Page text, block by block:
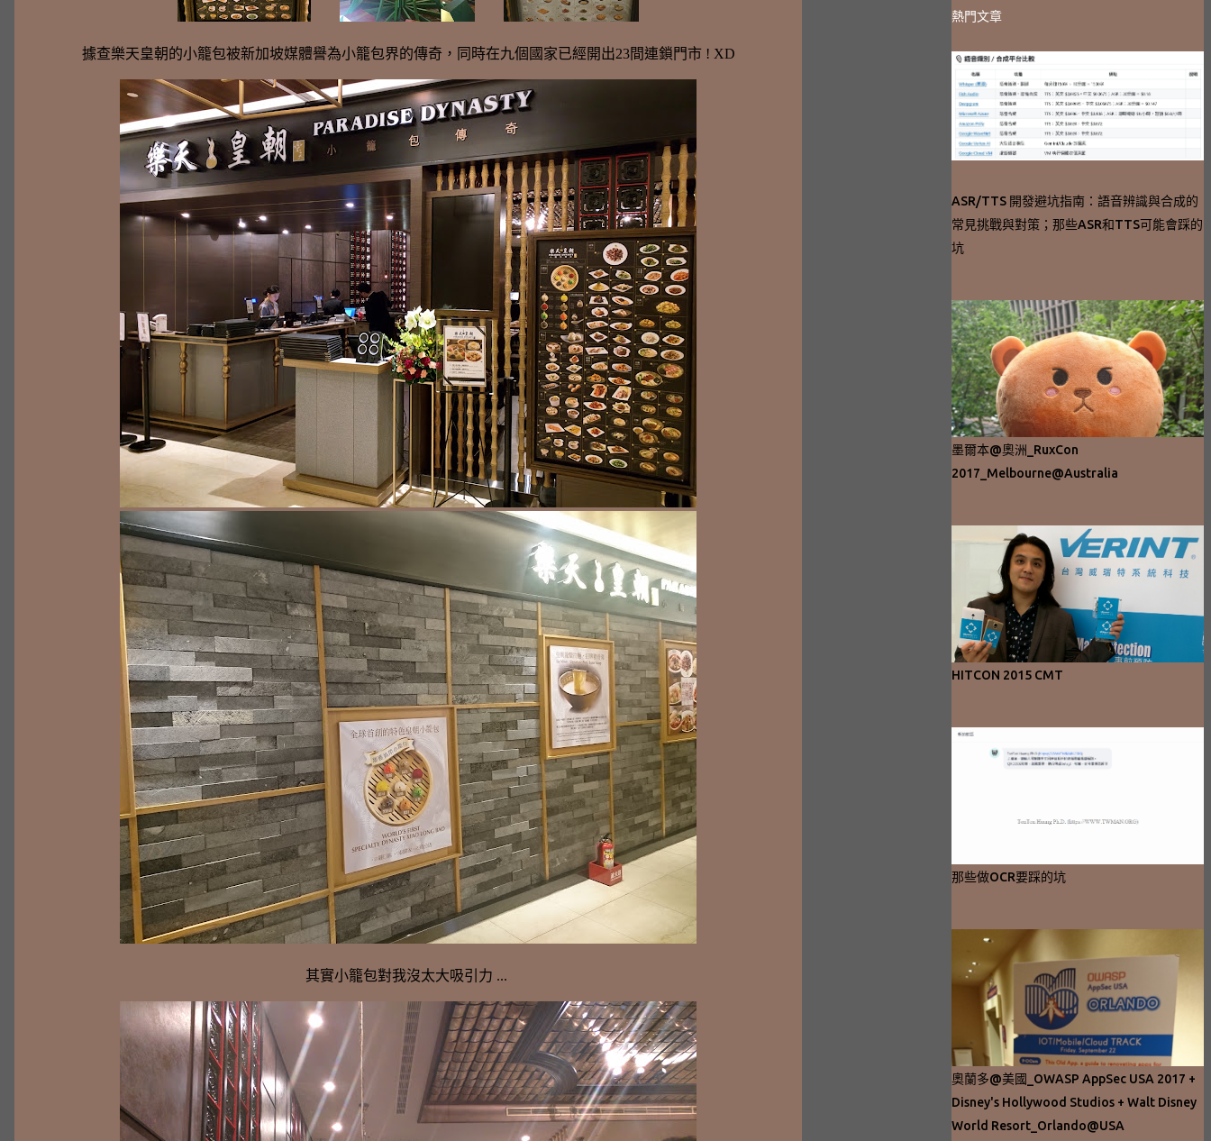
據查樂天皇朝的小籠包被新加坡媒體譽為小籠包界的傳奇，同時在九個國家已經開出23間連鎖門市 ! XD
其實小籠包對我沒太大吸引力 ...
熱門文章
ASR/TTS 開發避坑指南：語音辨識與合成的
常見挑戰與對策；那些ASR和TTS可能會踩的
坑
墨爾本@奧洲_RuxCon
2017_Melbourne@Australia
HITCON 2015 CMT
那些做OCR要踩的坑
奧蘭多@美國_OWASP AppSec USA 2017 +
Disney's Hollywood Studios + Walt Disney
World Resort_Orlando@USA